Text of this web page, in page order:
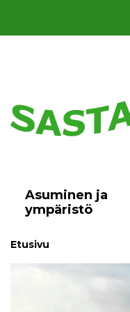
Asuminen ja
ympäristö
Etusivu